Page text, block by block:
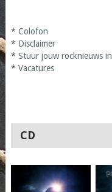
* Colofon
* Disclaimer
* Stuur jouw rocknieuws in
* Vacatures
CD